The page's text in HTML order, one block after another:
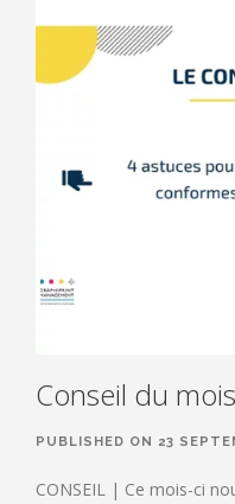
Conseil du
PUBLISHED ON 23
CONSEIL | Ce mois-ci